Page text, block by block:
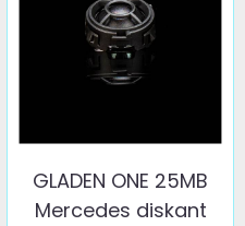
GLADEN ONE 25MB
Mercedes diskant